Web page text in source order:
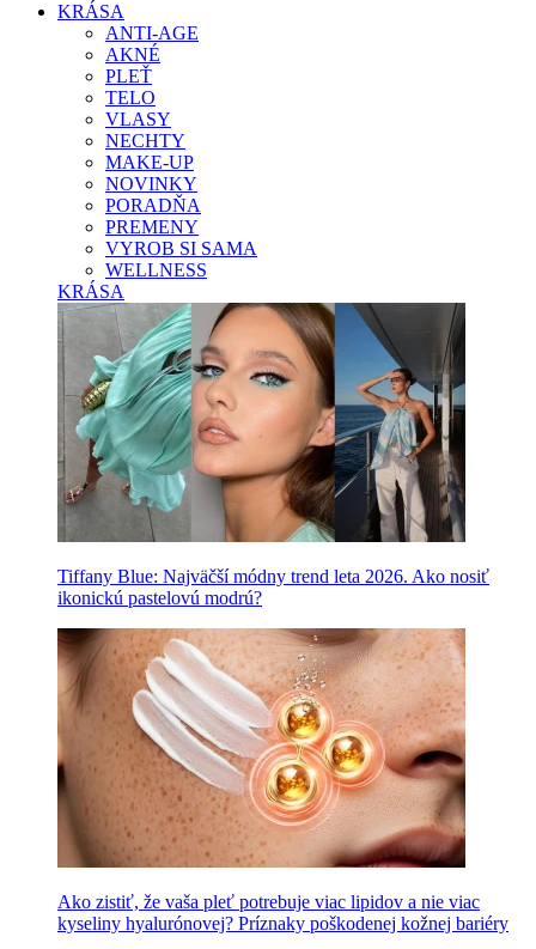
KRÁSA
ANTI-AGE
AKNÉ
PLEŤ
TELO
VLASY
NECHTY
MAKE-UP
NOVINKY
PORADŇA
PREMENY
VYROB SI SAMA
WELLNESS
KRÁSA
Tiffany Blue: Najväčší módny trend leta 2026. Ako nosiť
ikonickú pastelovú modrú?
Ako zistiť, že vaša pleť potrebuje viac lipidov a nie viac
kyseliny hyalurónovej? Príznaky poškodenej kožnej bariéry